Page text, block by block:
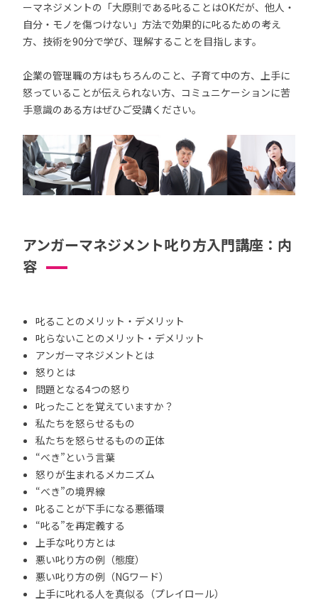
ーマネジメントの「大原則である叱ることはOKだが、他人・
自分・モノを傷つけない」方法で効果的に叱るための考え
方、技術を90分で学び、理解することを目指します。
企業の管理職の方はもちろんのこと、子育て中の方、上手に
怒っていることが伝えられない方、コミュニケーションに苦
手意識のある方はぜひご受講ください。
アンガーマネジメント叱り方入門講座：内
容
叱ることのメリット・デメリット
叱らないことのメリット・デメリット
アンガーマネジメントとは
怒りとは
問題となる4つの怒り
叱ったことを覚えていますか？
私たちを怒らせるもの
私たちを怒らせるものの正体
“べき”という言葉
怒りが生まれるメカニズム
“べき”の境界線
叱ることが下手になる悪循環
“叱る”を再定義する
上手な叱り方とは
悪い叱り方の例（態度）
悪い叱り方の例（NGワード）
上手に叱れる人を真似る（プレイロール）